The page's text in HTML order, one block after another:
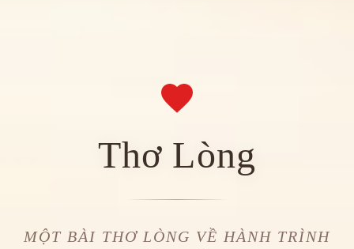
Thơ Lòng
MỘT BÀI THƠ LÒNG VỀ HÀNH TRÌNH